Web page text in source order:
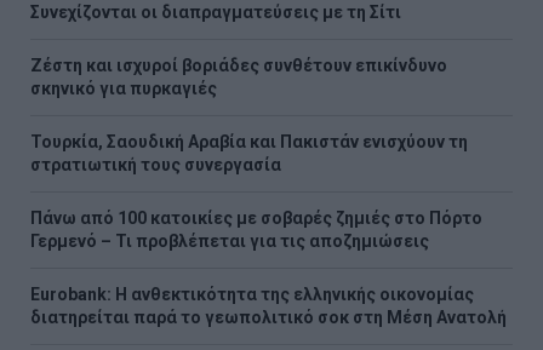
Συνεχίζονται οι διαπραγματεύσεις με τη Σίτι
Ζέστη και ισχυροί βοριάδες συνθέτουν επικίνδυνο
σκηνικό για πυρκαγιές
Τουρκία, Σαουδική Αραβία και Πακιστάν ενισχύουν τη
στρατιωτική τους συνεργασία
Πάνω από 100 κατοικίες με σοβαρές ζημιές στο Πόρτο
Γερμενό – Τι προβλέπεται για τις αποζημιώσεις
Eurobank: Η ανθεκτικότητα της ελληνικής οικονομίας
διατηρείται παρά το γεωπολιτικό σοκ στη Μέση Ανατολή